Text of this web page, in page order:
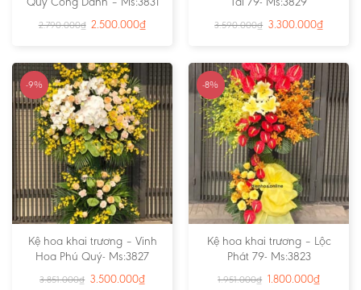
2.790.000₫ 2.500.000₫ 3.590.000₫ 3.300.000₫
-9%
Kệ hoa khai trương – Vinh
Hoa Phú Quý- Ms:3827
3.851.000₫ 3.500.000₫
-8%
Kệ hoa khai trương – Lộc
Phát 79- Ms:3823
1.951.000₫ 1.800.000₫